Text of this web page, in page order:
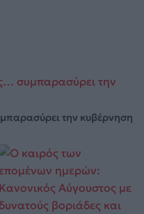
την κυβέρνηση